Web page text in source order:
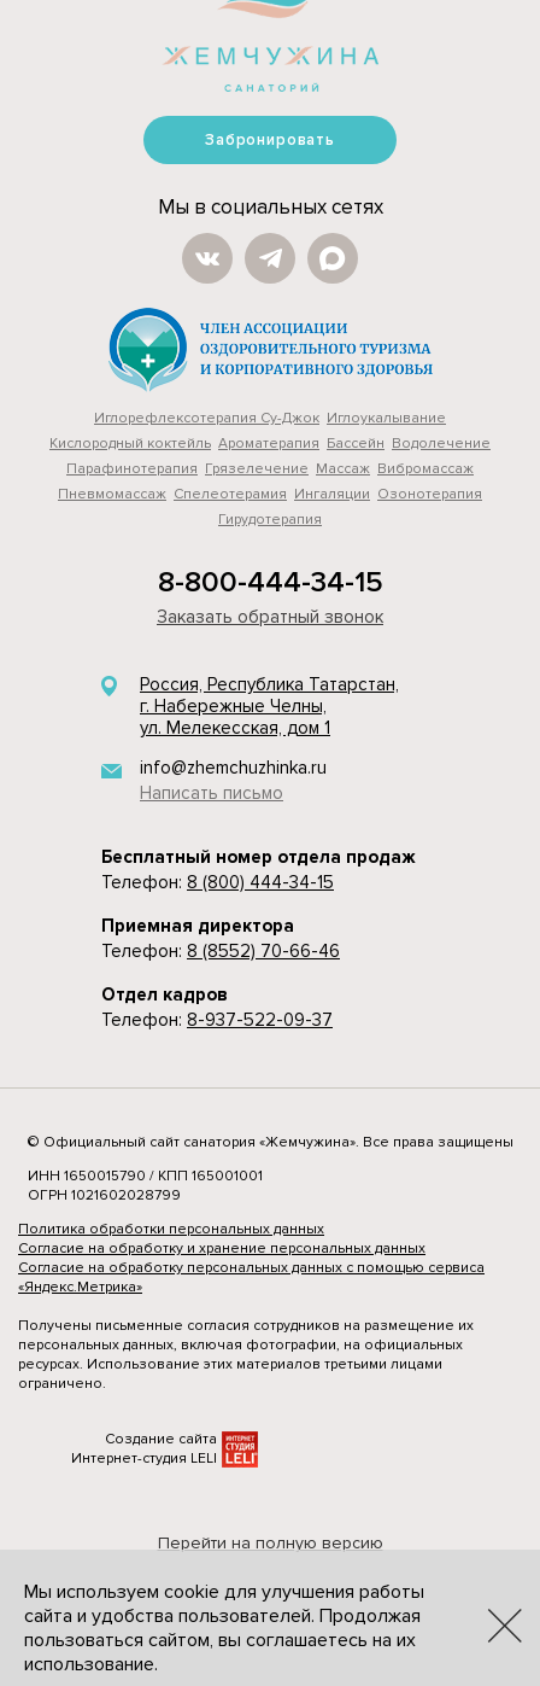
Забронировать
Мы в социальных сетях
Иглорефлексотерапия Су-Джок Иглоукалывание
Кислородный коктейль Ароматерапия Бассейн Водолечение
Парафинотерапия Грязелечение Массаж Вибромассаж
Пневмомассаж Cпелеотерамия Ингаляции Озонотерапия
Гирудотерапия
8-800-444-34-15
Заказать обратный звонок
Россия, Республика Татарстан,
г. Набережные Челны,
ул. Мелекесская, дом 1
info@zhemchuzhinka.ru
Написать письмо
Бесплатный номер отдела продаж
Телефон: 8 (800) 444-34-15
Приемная директора
Телефон: 8 (8552) 70-66-46
Отдел кадров
Телефон: 8-937-522-09-37
© Официальный сайт санатория «Жемчужина». Все права защищены
ИНН 1650015790 / КПП 165001001
ОГРН 1021602028799
Политика обработки персональных данных
Согласие на обработку и хранение персональных данных
Согласие на обработку персональных данных с помощью сервиса
«Яндекс.Метрика»
Получены письменные согласия сотрудников на размещение их
персональных данных, включая фотографии, на официальных
ресурсах. Использование этих материалов третьими лицами
ограничено.
Создание сайта
Интернет-студия LELI
Перейти на полную версию
Мы используем cookie для улучшения работы
сайта и удобства пользователей. Продолжая
пользоваться сайтом, вы соглашаетесь на их
использование.